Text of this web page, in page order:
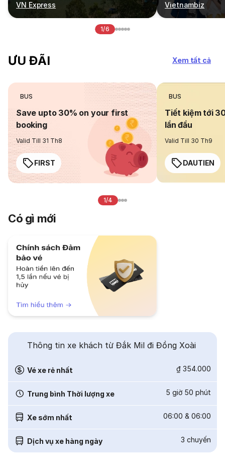
VN Express Vietnambiz
1/6
ƯU ĐÃI Xem tất cả
BUS
Save upto 30% on your first
booking
Valid Till 31 Th8
FIRST
BUS
Tiết kiệm tới
lần đầu
Valid Till 30 Th9
DAUTIEN
1/4
Có gì mới
Thông tin xe khách từ Đắk Mil đi Đồng Xoài
Vé xe rẻ nhất ₫ 354.000
Trung bình Thời lượng xe 5 giờ 50 phút
Xe sớm nhất 06:00 & 06:00
Dịch vụ xe hàng ngày 3 chuyến